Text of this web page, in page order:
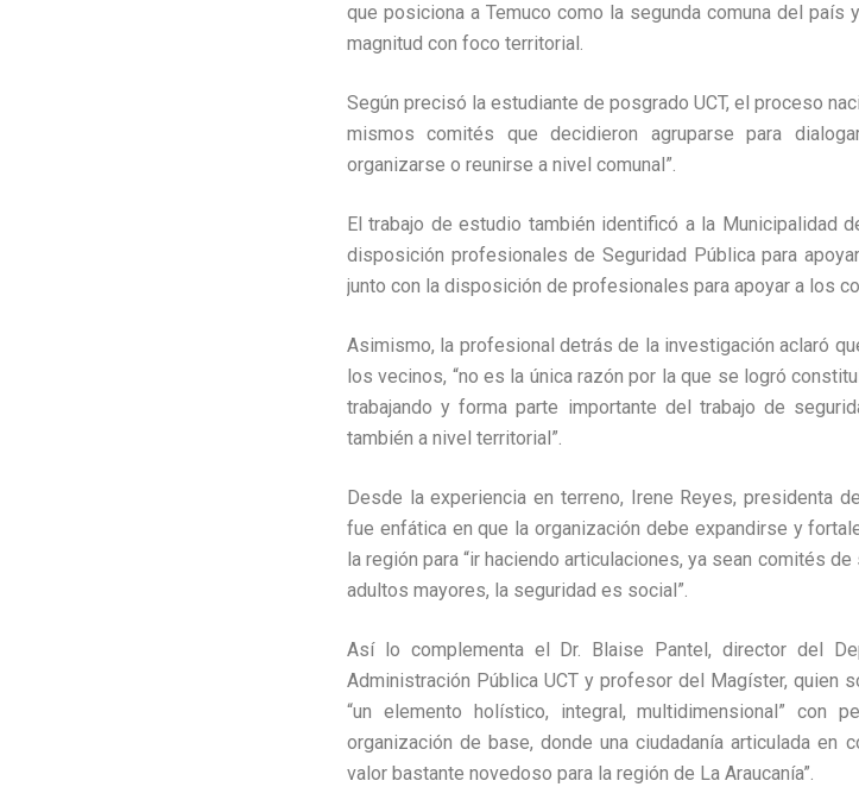
que posiciona a Temuco como la segunda comuna del
magnitud con foco territorial.
Según precisó la estudiante de posgrado UCT, el proceso
mismos comités que decidieron agruparse para
organizarse o reunirse a nivel comunal”.
El trabajo de estudio también identificó a la Municipalidad
disposición profesionales de Seguridad Pública para
junto con la disposición de profesionales para apoyar a los
Asimismo, la profesional detrás de la investigación aclaró
los vecinos, “no es la única razón por la que se logró
trabajando y forma parte importante del trabajo de
también a nivel territorial”.
Desde la experiencia en terreno, Irene Reyes, presidenta
fue enfática en que la organización debe expandirse y
la región para “ir haciendo articulaciones, ya sean comités
adultos mayores, la seguridad es social”.
Así lo complementa el Dr. Blaise Pantel, director del
Administración Pública UCT y profesor del Magíster, quien
“un elemento holístico, integral, multidimensional”
organización de base, donde una ciudadanía articulada en
valor bastante novedoso para la región de La Araucanía”.